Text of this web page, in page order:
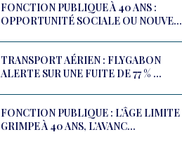
FONCTION PUBLIQUE À 40 ANS :
OPPORTUNITÉ SOCIALE OU NOUVE...
TRANSPORT AÉRIEN : FLYGABON
ALERTE SUR UNE FUITE DE 77 % ...
FONCTION PUBLIQUE : L’ÂGE LIMITE
GRIMPE À 40 ANS, L’AVANC...